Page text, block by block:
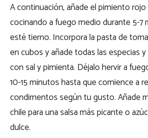
A continuación, añade el pimiento
cocinando a fuego medio durante 5-7
esté tierno. Incorpora la pasta de
en cubos y añade todas las especias y
con sal y pimienta. Déjalo hervir a
10-15 minutos hasta que comience a
condimentos según tu gusto. Añade
chile para una salsa más picante o
dulce.